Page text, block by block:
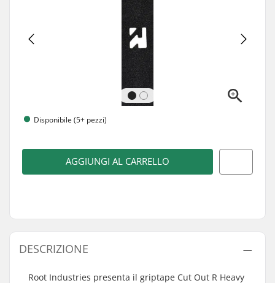
Disponibile (5+ pezzi)
AGGIUNGI AL CARRELLO
DESCRIZIONE
Root Industries presenta il griptape Cut Out R Heavy